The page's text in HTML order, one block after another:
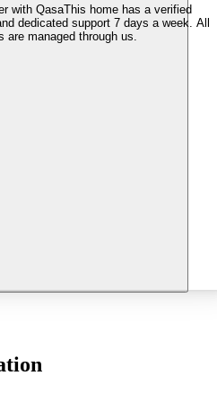
with QasaThis home has a verified
dedicated support 7 days a week. All
are managed through us.